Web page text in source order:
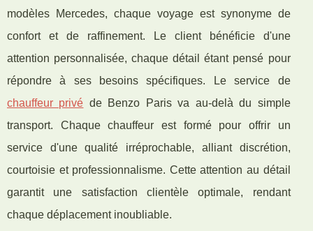
modèles Mercedes, chaque voyage est synonyme de
confort et de raffinement. Le client bénéficie d'une
attention personnalisée, chaque détail étant pensé pour
répondre à ses besoins spécifiques. Le service de
chauffeur privé de Benzo Paris va au-delà du simple
transport. Chaque chauffeur est formé pour offrir un
service d'une qualité irréprochable, alliant discrétion,
courtoisie et professionnalisme. Cette attention au détail
garantit une satisfaction clientèle optimale, rendant
chaque déplacement inoubliable.